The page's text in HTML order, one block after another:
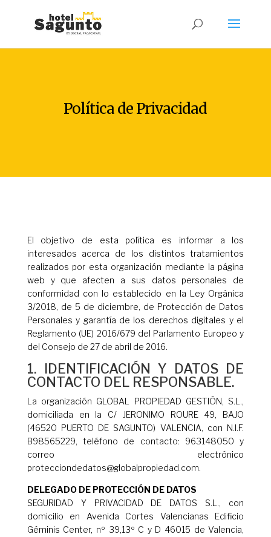
Política de Privacidad
El objetivo de esta política es informar a los
interesados acerca de los distintos tratamientos
realizados por esta organización mediante la página
web y que afecten a sus datos personales de
conformidad con lo establecido en la Ley Orgánica
3/2018, de 5 de diciembre, de Protección de Datos
Personales y garantía de los derechos digitales y el
Reglamento (UE) 2016/679 del Parlamento Europeo y
del Consejo de 27 de abril de 2016.
1. IDENTIFICACIÓN Y DATOS DE
CONTACTO DEL RESPONSABLE.
La organización GLOBAL PROPIEDAD GESTIÓN, S.L.,
domiciliada en la C/ JERONIMO ROURE 49, BAJO
(46520 PUERTO DE SAGUNTO) VALENCIA, con N.I.F.
B98565229, teléfono de contacto: 963148050 y
correo electrónico
protecciondedatos@globalpropiedad.com.
DELEGADO DE PROTECCIÓN DE DATOS
SEGURIDAD Y PRIVACIDAD DE DATOS S.L., con
domicilio en Avenida Cortes Valencianas Edificio
Géminis Center, nº 39,13º C y D 46015 de Valencia,